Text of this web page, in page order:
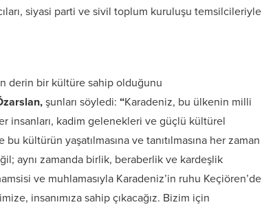
siyasi parti ve sivil toplum kuruluşu temsilcileriyle
derin bir kültüre sahip olduğunu
şunları söyledi: “Karadeniz, bu ülkenin milli
insanları, kadim gelenekleri ve güçlü kültürel
kültürün yaşatılmasına ve tanıtılmasına her zaman
aynı zamanda birlik, beraberlik ve kardeşlik
ve muhlamasıyla Karadeniz’in ruhu Keçiören’de
insanımıza sahip çıkacağız. Bizim için